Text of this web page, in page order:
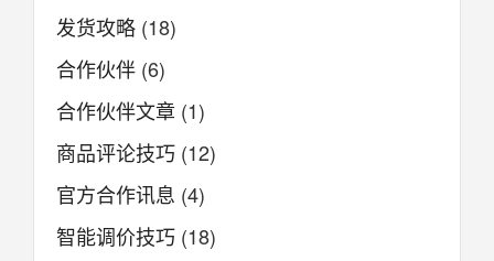
发货攻略 (18)
合作伙伴 (6)
合作伙伴文章 (1)
商品评论技巧 (12)
官方合作讯息 (4)
智能调价技巧 (18)